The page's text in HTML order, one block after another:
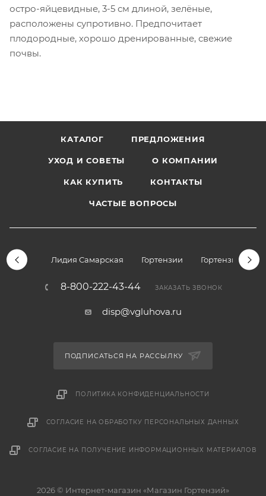
остро-яйцевидные, 3-5 см длиной, зелёные,
расположены супротивно. Предпочитает
плодородные, хорошо дренированные, свежие
почвы.
КАТАЛОГ ПРЕДЛОЖЕНИЯ
УХОД И СОВЕТЫ О КОМПАНИИ
КАК КУПИТЬ КОНТАКТЫ
ЧАСТЫЕ ВОПРОСЫ
Лидия Самарская Гортензии Гортензии
8-800-222-43-44 ЗАКАЗАТЬ ЗВОНОК
disp@vgluhova.ru
ПОДПИСАТЬСЯ НА РАССЫЛКУ
ПОЛИТИКА КОНФИДЕНЦИАЛЬНОСТИ
СОГЛАСИЕ НА ОБРАБОТКУ ПЕРСОНАЛЬНЫХ ДАННЫХ
СОГЛАСИЕ НА ПОЛУЧЕНИЕ ИНФОРМАЦИОННЫХ МАТЕРИАЛОВ
2026 © Интернет-магазин «Магазин Гортензий»